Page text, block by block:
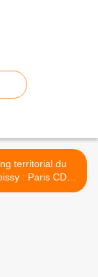
territorial du
: Paris CDG
Hubstart